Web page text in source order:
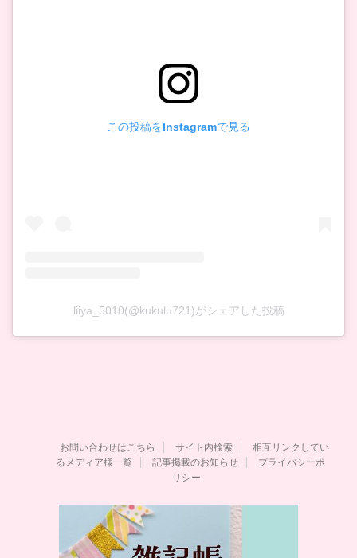
この投稿をInstagramで見る
liiya_5010(@kukulu721)がシェアした投稿
お問い合わせはこちら サイト内検索
相互リンクしてい
るメディア様一覧
記事掲載のお知らせ
プライバシーポ
リシー